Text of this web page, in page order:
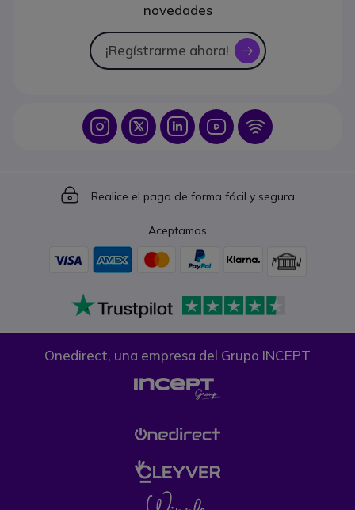
novedades
¡Regístrarme ahora! icon
Icon IconIcon Icon Icon
Icon
Realice el pago de forma fácil y segura
Aceptamos
Onedirect, una empresa del Grupo INCEPT